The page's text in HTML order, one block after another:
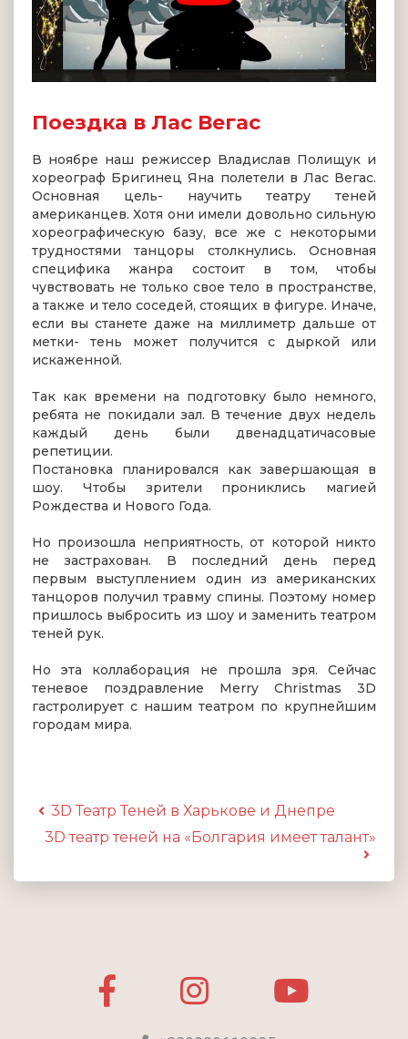
Поездка в Лас Вегас
В ноябре наш режиссер Владислав Полищук и
хореограф Бригинец Яна полетели в Лас Вегас.
Основная цель- научить театру теней
американцев. Хотя они имели довольно сильную
хореографическую базу, все же с некоторыми
трудностями танцоры столкнулись. Основная
специфика жанра состоит в том, чтобы
чувствовать не только свое тело в пространстве,
а также и тело соседей, стоящих в фигуре. Иначе,
если вы станете даже на миллиметр дальше от
метки- тень может получится с дыркой или
искаженной.
Так как времени на подготовку было немного,
ребята не покидали зал. В течение двух недель
каждый день были двенадцатичасовые
репетиции.
Постановка планировался как завершающая в
шоу. Чтобы зрители прониклись магией
Рождества и Нового Года.
Но произошла неприятность, от которой никто
не застрахован. В последний день перед
первым выступлением один из американских
танцоров получил травму спины. Поэтому номер
пришлось выбросить из шоу и заменить театром
теней рук.
Но эта коллаборация не прошла зря. Сейчас
теневое поздравление Merry Christmas 3D
гастролирует с нашим театром по крупнейшим
городам мира.
3D Театр Теней в Харькове и Днепре
3D театр теней на «Болгария имеет талант»